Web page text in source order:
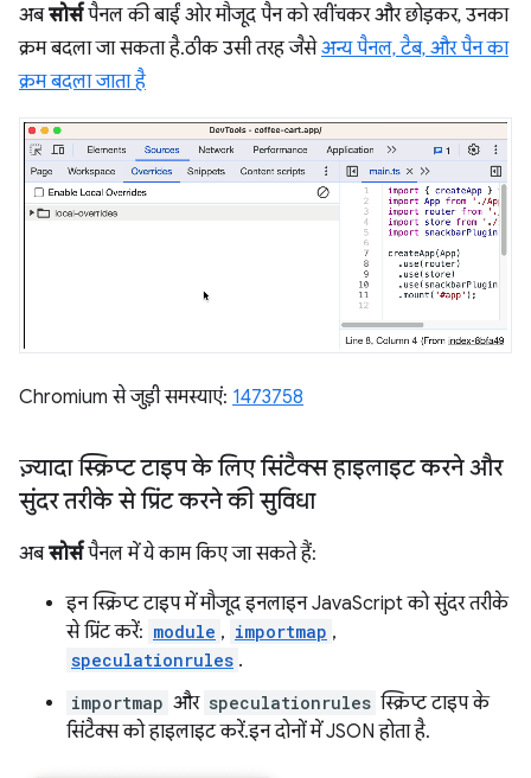
अबसोर्सपैनल की बाईं ओर मौजूद पैन को खींचकर और छोड़कर, उनका
क्रम बदला जा सकता है. ठीक उसी तरह जैसेअन्य पैनल, टैब, और पैन का
क्रम बदला जाता है
Chromium से जुड़ी समस्याएं: 1473758
ज़्यादा स्क्रिप्ट टाइप के लिए सिंटैक्स हाइलाइट करने और
सुंदर तरीके से प्रिंट करने की सुविधा
अबसोर्सपैनल में ये काम किए जा सकते हैं:
इन स्क्रिप्ट टाइप में मौजूद इनलाइन JavaScript को सुंदर तरीके
से प्रिंट करें: module , importmap ,
speculationrules .
importmap और speculationrules स्क्रिप्ट टाइप के
सिंटैक्स को हाइलाइट करें. इन दोनों में JSON होता है.